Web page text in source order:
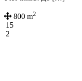
800 m2
15
2